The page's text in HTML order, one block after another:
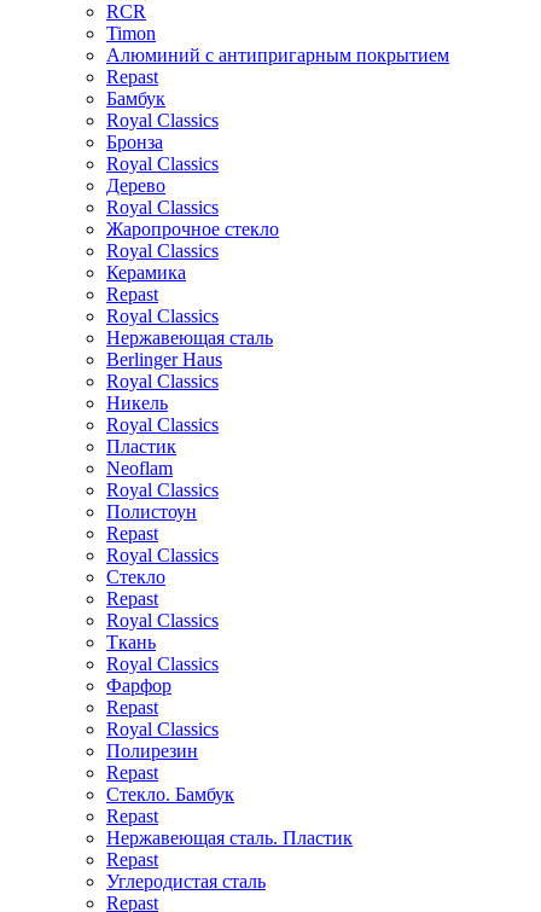
RCR
Timon
Алюминий с антипригарным покрытием
Repast
Бамбук
Royal Classics
Бронза
Royal Classics
Дерево
Royal Classics
Жаропрочное стекло
Royal Classics
Керамика
Repast
Royal Classics
Нержавеющая сталь
Berlinger Haus
Royal Classics
Никель
Royal Classics
Пластик
Neoflam
Royal Classics
Полистоун
Repast
Royal Classics
Стекло
Repast
Royal Classics
Ткань
Royal Classics
Фарфор
Repast
Royal Classics
Полирезин
Repast
Стекло. Бамбук
Repast
Нержавеющая сталь. Пластик
Repast
Углеродистая сталь
Repast